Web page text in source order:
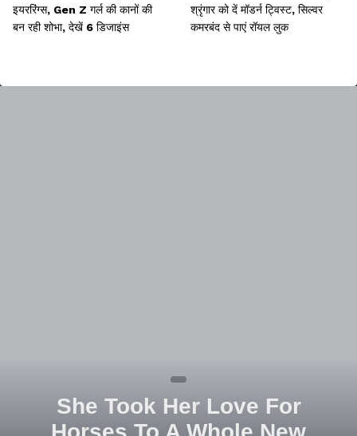
इयररिंग्स, Gen Z गर्ल की कानों की
बन रही शोभा, देखें 6 डिजाइंस
श्रृंगार को दें मॉडर्न ट्विस्ट, सिल्वर
कमरबंद से पाएं रॉयल लुक